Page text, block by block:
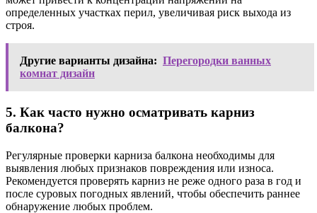
определенных участках перил, увеличивая риск выхода из
строя.
Другие варианты дизайна: Перегородки ванных
комнат дизайн
5. Как часто нужно осматривать карниз
балкона?
Регулярные проверки карниза балкона необходимы для
выявления любых признаков повреждения или износа.
Рекомендуется проверять карниз не реже одного раза в год и
после суровых погодных явлений, чтобы обеспечить раннее
обнаружение любых проблем.